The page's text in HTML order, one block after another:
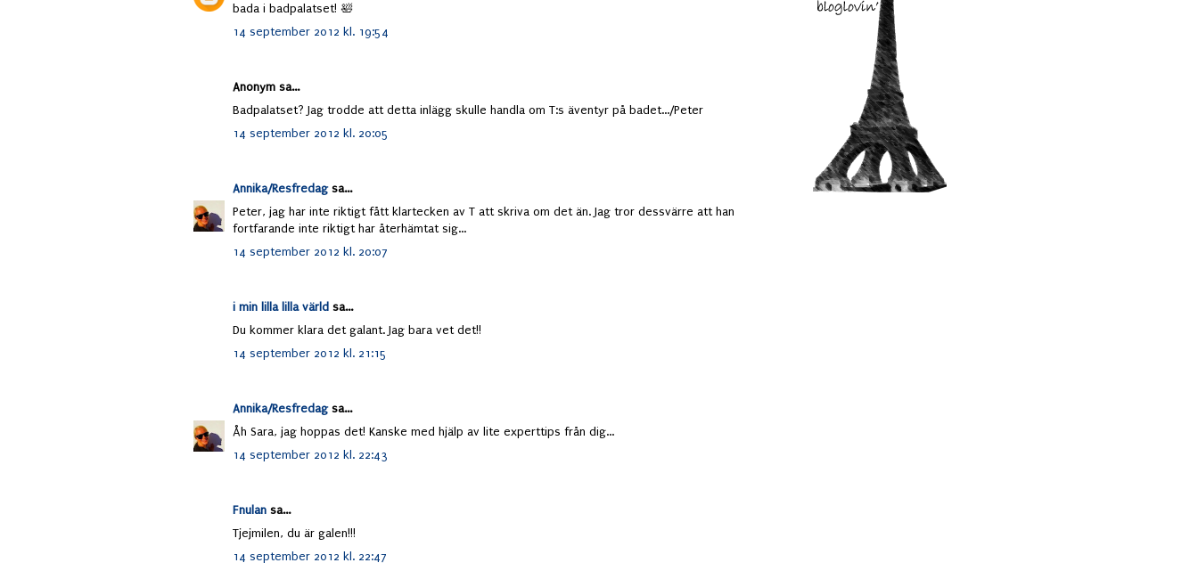
bada i badpalatset! 🛀
14 september 2012 kl. 19:54
Anonym sa...
Badpalatset? Jag trodde att detta inlägg skulle handla om T:s äventyr på badet.../Peter
14 september 2012 kl. 20:05
Annika/Resfredagsa...
Peter, jag har inte riktigt fått klartecken av T att skriva om det än. Jag tror dessvärre att han
fortfarande inte riktigt har återhämtat sig...
14 september 2012 kl. 20:07
i min lilla lilla värld sa...
Du kommer klara det galant. Jag bara vet det!!
14 september 2012 kl. 21:15
Annika/Resfredagsa...
Åh Sara, jag hoppas det! Kanske med hjälp av lite experttips från dig...
14 september 2012 kl. 22:43
Fnulan sa...
Tjejmilen, du är galen!!!
14 september 2012 kl. 22:47